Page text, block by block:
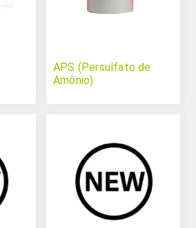
APS (Persulfato de
Amônio)